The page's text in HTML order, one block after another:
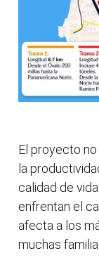
El proyecto
la
calidad de
enfrentan el
afecta a los
muchas